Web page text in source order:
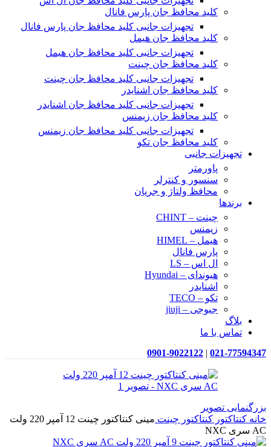
کلید محافظ جان پارس فانال
تجهیزات جانبی کلید محافظ جان پارس فانال
کلید محافظ جان هیمل
تجهیزات جانبی کلید محافظ جان هیمل
کلید محافظ جان چینت
تجهیزات جانبی کلید محافظ جان چینت
کلید محافظ جان اشنایدر
تجهیزات جانبی کلید محافظ جان اشنایدر
کلید محافظ جان زیمنس
تجهیزات جانبی کلید محافظ جان زیمنس
کلید محافظ جان تکو
تجهیزات جانبی
پاورمتر
سنسور و کنترلر
محافظ ولتاژ و‌ جریان
برندها
چینت – CHINT
زیمنس
هیمل – HIMEL
پارس فانال
ال اس – LS
هیوندای – Hyundai
اشنایدر
تکو – TECO
جیوجی – jiuji
بلاگ
تماس با ما
021-77594347
|
0901-9022122
بزرگنمایی تصویر
خانه کنتاکتور کنتاکتور چینت
مینی کنتاکتور چینت 12 آمپر 220 ولت
AC سری NXC